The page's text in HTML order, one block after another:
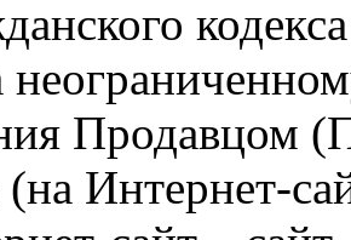
Продавцом
(на Интернет-